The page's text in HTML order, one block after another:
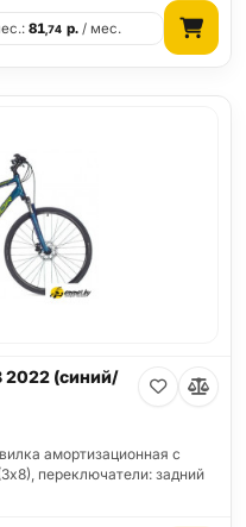
81,74 р./ мес.
2022 (синий/
амортизационная с
переключатели: задний